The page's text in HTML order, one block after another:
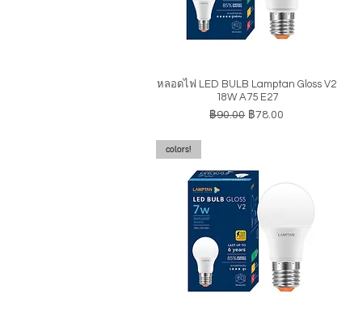
ดูข้อมูลด่วน
หลอดไฟ LED BULB Lamptan Gloss V2
18W A75 E27
ราคาปกติ
฿90.00 ราคาขายลด
฿78.00
colors!